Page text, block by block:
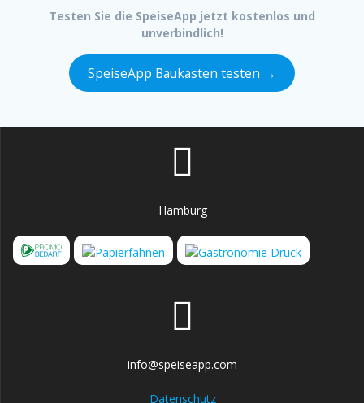
Testen Sie die SpeiseApp jetzt kostenlos und
unverbindlich!
SpeiseApp Baukasten testen →
Hamburg
info@speiseapp.com
Datenschutz